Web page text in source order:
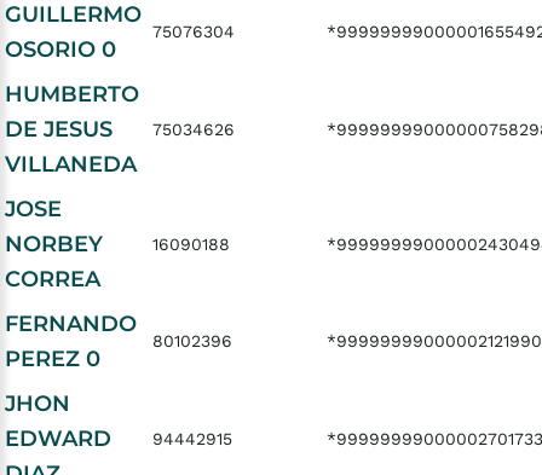
GUILLERMO
OSORIO 0
75076304
HUMBERTO
DE JESUS
VILLANEDA
75034626
JOSE
NORBEY
CORREA
16090188
FERNANDO
PEREZ 0
80102396 *99999999000002121990
JHON
EDWARD
94442915 *99999999000002701733